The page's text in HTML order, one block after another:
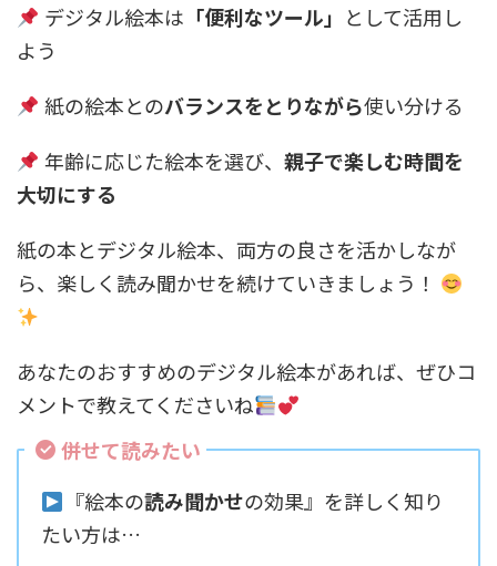
デジタル絵本は 「便利なツール」 として活用し
よう
紙の絵本とのバランスをとりながら使い分ける
年齢に応じた絵本を選び、 親子で楽しむ時間を
大切にする
紙の本とデジタル絵本、両方の良さを活かしなが
ら、楽しく読み聞かせを続けていきましょう！
あなたのおすすめのデジタル絵本があれば、ぜひコ
メントで教えてくださいね
併せて読みたい
『絵本の読み聞かせの効果』を詳しく知り
たい方は…